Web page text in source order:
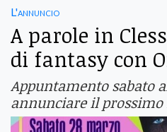
L'annuncio
A parole in
di fantasy con
Appuntamento sabato
annunciare il prossimo